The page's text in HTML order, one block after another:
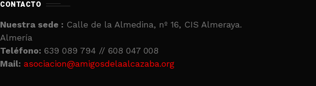
CONTACTO
Nuestra sede : Calle de la Almedina, nº 16, CIS Almeraya.
Almería
Teléfono: 639 089 794 // 608 047 008
Mail: asociacion@amigosdelaalcazaba.org